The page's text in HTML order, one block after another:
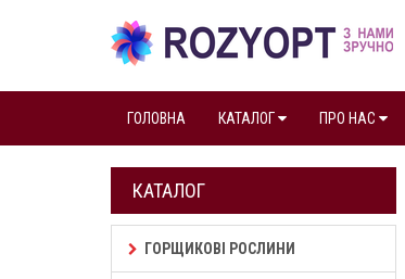
ГОЛОВНА КАТАЛОГ ПРО НАС
КАТАЛОГ
ГОРЩИКОВІ РОСЛИНИ